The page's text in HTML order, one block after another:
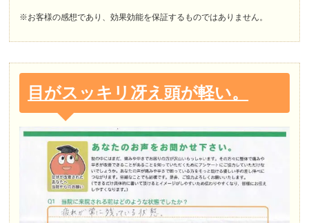
※お客様の感想であり、効果効能を保証するものではありません。
目がスッキリ冴え頭が軽い。